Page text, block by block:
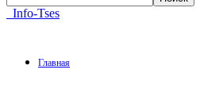
Info-Tses
Главная